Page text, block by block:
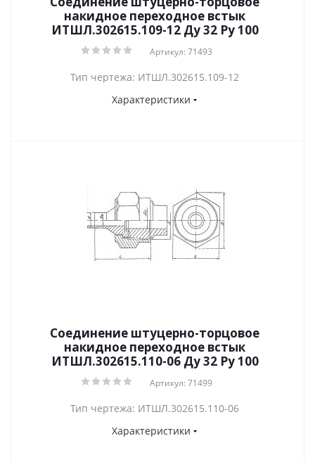
накидное переходное встык
ИТШЛ.302615.109-12 Ду 32 Py 100
Артикул: 71493
Тип чертежа: ИТШЛ.302615.109-12
Характеристики
Соединение штуцерно-торцовое
накидное переходное встык
ИТШЛ.302615.110-06 Ду 32 Py 100
Артикул: 71499
Тип чертежа: ИТШЛ.302615.110-06
Характеристики